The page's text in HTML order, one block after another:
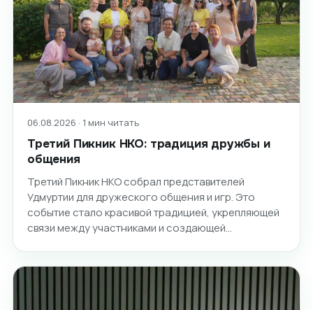
06.08.2026 · 1 мин читать
Третий Пикник НКО: традиция дружбы и
общения
Третий Пикник НКО собрал представителей
Удмуртии для дружеского общения и игр. Это
событие стало красивой традицией, укрепляющей
связи между участниками и создающей…